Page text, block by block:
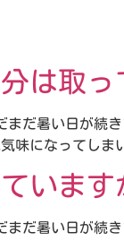
は取っ
だ暑い日が続
気味になってし
います
だ暑い日が続